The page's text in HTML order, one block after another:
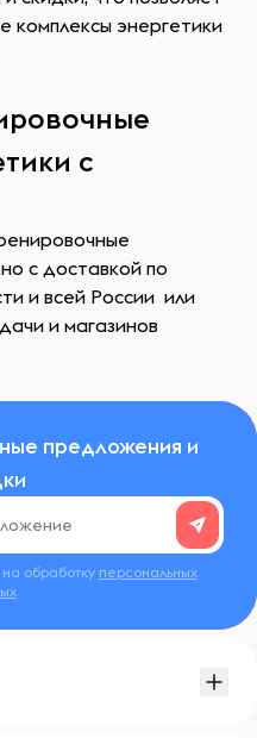
комплексы энергетики
с
с доставкой по
и всей России или
и магазинов
предложения и
обработку персональных